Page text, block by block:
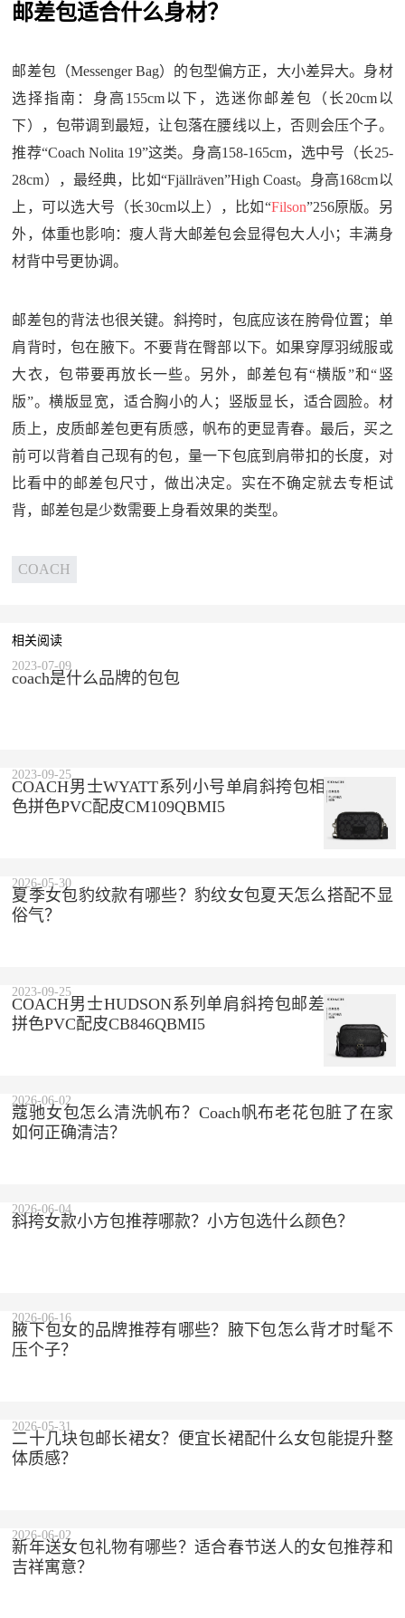
邮差包适合什么身材？
邮差包（Messenger Bag）的包型偏方正，大小差异大。身材
选择指南：身高155cm以下，选迷你邮差包（长20cm以
下），包带调到最短，让包落在腰线以上，否则会压个子。
推荐“Coach Nolita 19”这类。身高158-165cm，选中号（长25-
28cm），最经典，比如“Fjällräven”High Coast。身高168cm以
上，可以选大号（长30cm以上），比如“Filson”256原版。另
外，体重也影响：瘦人背大邮差包会显得包大人小；丰满身
材背中号更协调。
邮差包的背法也很关键。斜挎时，包底应该在胯骨位置；单
肩背时，包在腋下。不要背在臀部以下。如果穿厚羽绒服或
大衣，包带要再放长一些。另外，邮差包有“横版”和“竖
版”。横版显宽，适合胸小的人；竖版显长，适合圆脸。材
质上，皮质邮差包更有质感，帆布的更显青春。最后，买之
前可以背着自己现有的包，量一下包底到肩带扣的长度，对
比看中的邮差包尺寸，做出决定。实在不确定就去专柜试
背，邮差包是少数需要上身看效果的类型。
COACH
相关阅读
coach是什么品牌的包包
2023-07-09
COACH男士WYATT系列小号单肩斜挎包相机包黑灰
色拼色PVC配皮CM109QBMI5
2023-09-25
夏季女包豹纹款有哪些？豹纹女包夏天怎么搭配不显
俗气？
2026-05-30
COACH男士HUDSON系列单肩斜挎包邮差包黑灰色
拼色PVC配皮CB846QBMI5
2023-09-25
蔻驰女包怎么清洗帆布？Coach帆布老花包脏了在家
如何正确清洁？
2026-06-02
斜挎女款小方包推荐哪款？小方包选什么颜色？
2026-06-04
腋下包女的品牌推荐有哪些？腋下包怎么背才时髦不
压个子？
2026-06-16
二十几块包邮长裙女？便宜长裙配什么女包能提升整
体质感？
2026-05-31
新年送女包礼物有哪些？适合春节送人的女包推荐和
吉祥寓意？
2026-06-02